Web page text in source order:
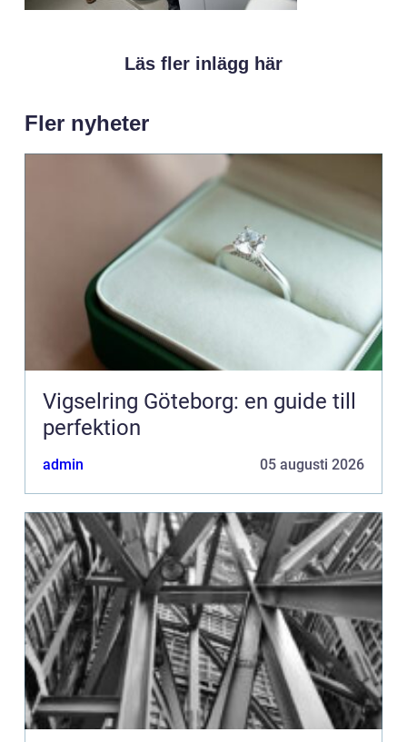
Läs fler inlägg här
Fler nyheter
Vigselring Göteborg: en guide till
perfektion
admin 05 augusti 2026